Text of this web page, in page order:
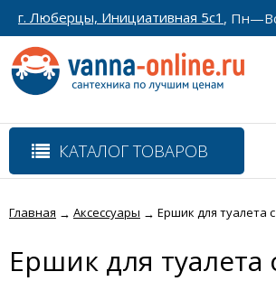
г. Люберцы, Инициативная 5с1 ,
КАТАЛОГ ТОВАРОВ
Главная → Аксессуары → Ершик для туалета
Ершик для туалета